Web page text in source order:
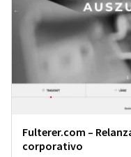
Fulterer.com –
corporativo